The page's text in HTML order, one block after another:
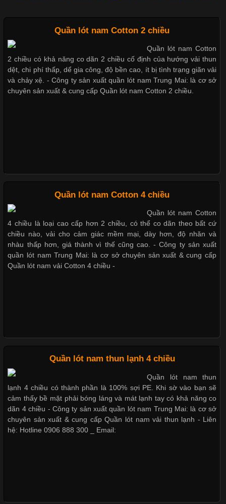
Chất Liệu Lycra Có Gì Đặc Biệt Trong Ngành Thời Trang?
Cập nhật 2026-05-27 17:03:46
Vải Lycra Là Gì? Chất Liệu Co Giãn Được Ưa Chuộng Trong
Chất Liệu Bamboo Xu Hướng Mới Trong Ngành Thời Trang
Cập nhật 2026-05-21 14:59:25
Trong những năm gần đây, vải Bamboo đang trở thành một
trong những chất liệu được yêu thích trong ngành thời trang
nhờ đặc tính mềm mại, thoáng khí và thân thiện với môi trường.
Không chỉ được ứng dụng trong quần áo thường ngày, loại vải
Cập nhật 2026-05-20 14:58:56
Vải thun là một trong những chất liệu được sử dụng rộng rãi
nhất trong ngành thời trang nhờ đặc tính co giãn, mềm mại và
thoải mái khi mặc. Từ áo thun, đồ thể thao cho đến đồ lót nam,
vải thun luôn đóng vai trò quan trọng trong quá trình sản xuất.
Hiện nay, nhu cầu tìm kiếm quần lót nam giá
Những mẩu quần lót nam thông dụng hiện nay
Nguyên bộ quần lót nam Boxer thun lạnh giá rẻ
Dễ chịu hơn với quần lót nam giá rẻ vải Cotton 4 chiều
Quần lót nam Cotton 2 chiều
Quần lót nam Cotton
2 chiều có khả năng co dãn 2 chiều cố định của hướng vải thun
dệt, chi phí thấp, dể gia công, độ bền cao, ít bị tình trạng giãn vải
và chảy xệ. - Công ty sản xuất quần lót nam Trung Mai: là cơ sở
chuyên sản xuất & cung cấp Quần lót nam Cotton 2 chiều.
Quần lót nam Cotton 4 chiều
Quần lót nam Cotton
4 chiều là loại cao cấp hơn 2 chiều, có thể co dãn theo bất cứ
chiều nào, vải cho cảm giác mềm mại, dày hơn, độ nhăn và
nhàu thấp hơn, giá thành vì thế cũng cao. - Công ty sản xuất
quần lót nam Trung Mai: là cơ sở chuyên sản xuất & cung cấp
Quần lót nam vải Cotton 4 chiều -
Quần lót nam thun lạnh 4 chiều
Quần lót nam thun
lạnh 4 chiều có thành phần là 100% sợi PE. Khi sờ vào bạn sẽ
cảm thấy bề mặt phải bóng láng và mát lạnh tay có khả năng co
dãn 4 chiều - Công ty sản xuất quần lót nam Trung Mai: là cơ sở
chuyên sản xuất & cung cấp Quần lót nam vải thun lạnh - Liên
hệ: Hotline 0906 888 300 _ Email: